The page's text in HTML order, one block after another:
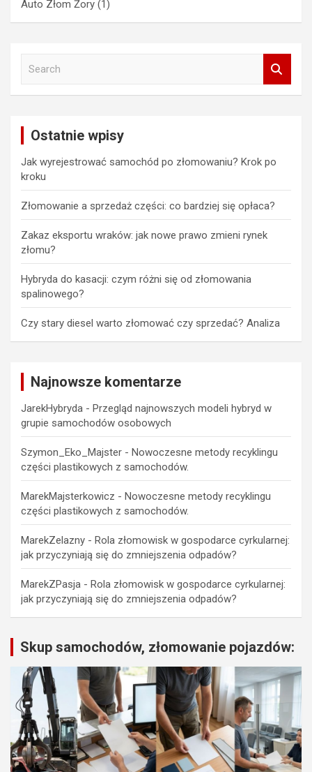
Auto Złom Żory (1)
Ostatnie wpisy
Jak wyrejestrować samochód po złomowaniu? Krok po
kroku
Złomowanie a sprzedaż części: co bardziej się opłaca?
Zakaz eksportu wraków: jak nowe prawo zmieni rynek
złomu?
Hybryda do kasacji: czym różni się od złomowania
spalinowego?
Czy stary diesel warto złomować czy sprzedać? Analiza
Najnowsze komentarze
JarekHybryda - Przegląd najnowszych modeli hybryd w
grupie samochodów osobowych
Szymon_Eko_Majster - Nowoczesne metody recyklingu
części plastikowych z samochodów.
MarekMajsterkowicz - Nowoczesne metody recyklingu
części plastikowych z samochodów.
MarekZelazny - Rola złomowisk w gospodarce cyrkularnej:
jak przyczyniają się do zmniejszenia odpadów?
MarekZPasja - Rola złomowisk w gospodarce cyrkularnej:
jak przyczyniają się do zmniejszenia odpadów?
Skup samochodów, złomowanie pojazdów: